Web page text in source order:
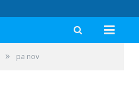
» pa nov